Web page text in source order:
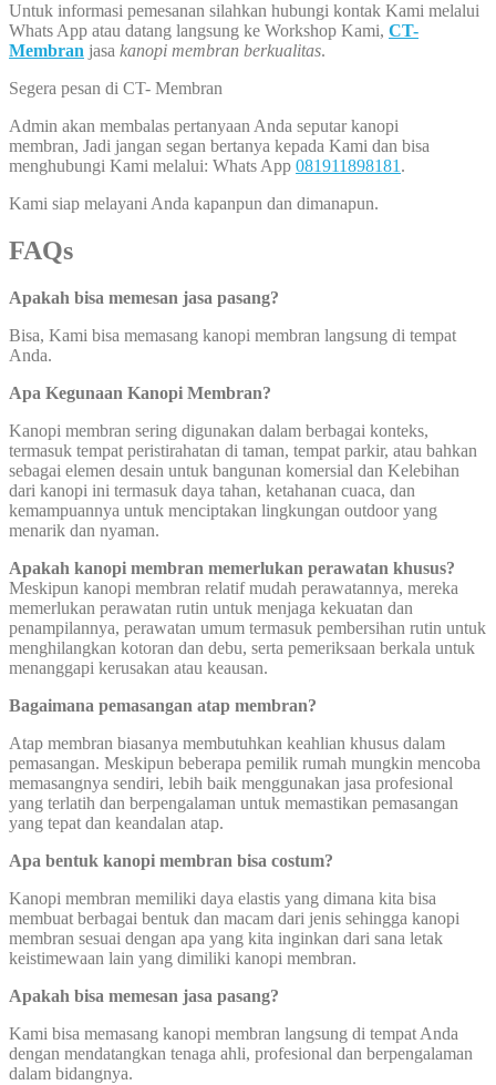
Untuk informasi pemesanan silahkan hubungi kontak Kami melalui
Whats App atau datang langsung ke Workshop Kami, CT-
Membran jasa kanopi membran berkualitas.
Segera pesan di CT- Membran
Admin akan membalas pertanyaan Anda seputar kanopi
membran, Jadi jangan segan bertanya kepada Kami dan bisa
menghubungi Kami melalui: Whats App 081911898181.
Kami siap melayani Anda kapanpun dan dimanapun.
FAQs
Apakah bisa memesan jasa pasang?
Bisa, Kami bisa memasang kanopi membran langsung di tempat
Anda.
Apa Kegunaan Kanopi Membran?
Kanopi membran sering digunakan dalam berbagai konteks,
termasuk tempat peristirahatan di taman, tempat parkir, atau bahkan
sebagai elemen desain untuk bangunan komersial dan Kelebihan
dari kanopi ini termasuk daya tahan, ketahanan cuaca, dan
kemampuannya untuk menciptakan lingkungan outdoor yang
menarik dan nyaman.
Apakah kanopi membran memerlukan perawatan khusus?
Meskipun kanopi membran relatif mudah perawatannya, mereka
memerlukan perawatan rutin untuk menjaga kekuatan dan
penampilannya, perawatan umum termasuk pembersihan rutin untuk
menghilangkan kotoran dan debu, serta pemeriksaan berkala untuk
menanggapi kerusakan atau keausan.
Bagaimana pemasangan atap membran?
Atap membran biasanya membutuhkan keahlian khusus dalam
pemasangan. Meskipun beberapa pemilik rumah mungkin mencoba
memasangnya sendiri, lebih baik menggunakan jasa profesional
yang terlatih dan berpengalaman untuk memastikan pemasangan
yang tepat dan keandalan atap.
Apa bentuk kanopi membran bisa costum?
Kanopi membran memiliki daya elastis yang dimana kita bisa
membuat berbagai bentuk dan macam dari jenis sehingga kanopi
membran sesuai dengan apa yang kita inginkan dari sana letak
keistimewaan lain yang dimiliki kanopi membran.
Apakah bisa memesan jasa pasang?
Kami bisa memasang kanopi membran langsung di tempat Anda
dengan mendatangkan tenaga ahli, profesional dan berpengalaman
dalam bidangnya.